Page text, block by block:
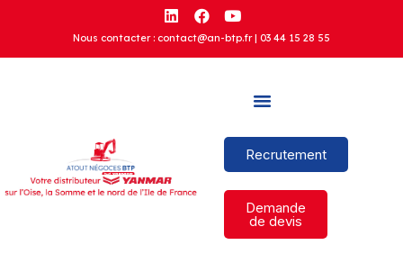
Nous contacter : contact@an-btp.fr | 03 44 15 28 55
Recrutement
Demande
de devis